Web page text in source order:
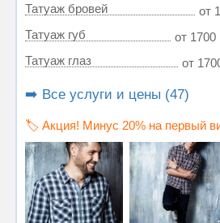
Татуаж бровей
от
Татуаж губ
от 1700
Татуаж глаз
от
➡️ Все услуги и цены (47)
🏷️ Акция! Минус 20% на первый